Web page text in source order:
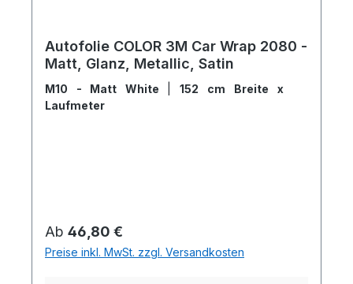
Autofolie COLOR 3M Car Wrap 2080 -
Matt, Glanz, Metallic, Satin
M10 - Matt White
152 cm Breite x
Laufmeter
Regulärer Preis:
Ab 46,80 €
Preise inkl. MwSt. zzgl. Versandkosten